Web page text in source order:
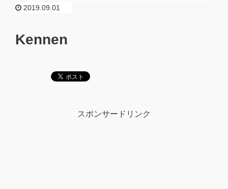
2019.09.01
Kennen
スポンサードリンク